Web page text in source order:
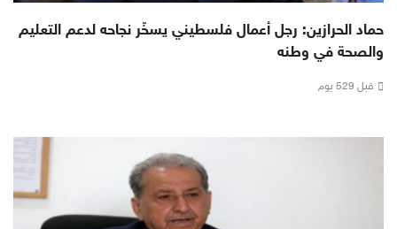
حماد الحرازين: رجل أعمال فلسطيني يسخّر نجاحه لدعم التعليم
والصحة في وطنه
قبل 529 يوم